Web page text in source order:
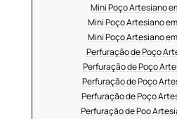
Mini Poço Artesiano
Mini Poço Artesiano
Mini Poço Artesiano
Perfuração de Poço
Perfuração de Poço
Perfuração de Poço
Perfuração de Poço
Perfuração de Poo